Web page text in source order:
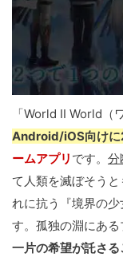
「World II World（
Android/iOS向け
ームアプリ です。 分
て人類を滅ぼそう
れに抗う『境界の
す。孤独の淵にある
一片の希望が託さ